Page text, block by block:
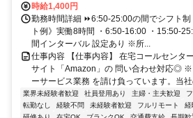
時給1,400円
勤務時間詳細 ⏩6:50-25:00の間でシフト
ト例》実働8時間 ・6:50-16:00 ・15:50-
間インターバル 設定あり ※所...
仕事内容 【仕事内容】 在宅コールセンタ
サイト「Amazon」の 問い合わせ対応◎
ーサービス業務 を請け負っています。当
業界未経験者歓迎 社員登用あり 主婦・主夫歓迎
転勤なし
経験不問 未経験者歓迎 フルリモート 経